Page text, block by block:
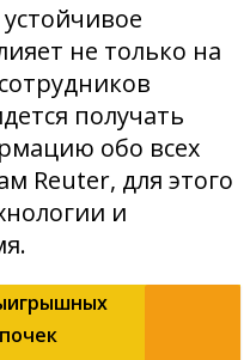
не только на
получать
обо всех
Reuter, для этого
и